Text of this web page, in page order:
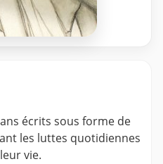
écrits sous forme de
les luttes quotidiennes
vie.